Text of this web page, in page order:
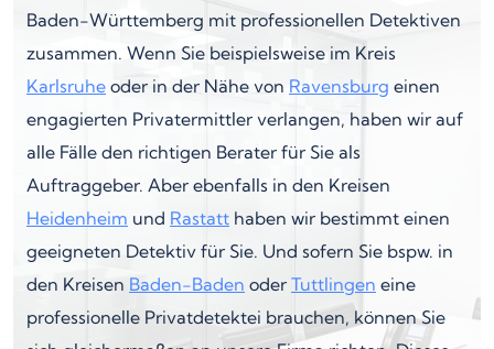
Baden-Württemberg mit professionellen Detektiven
zusammen. Wenn Sie beispielsweise im Kreis
Karlsruhe oder in der Nähe von Ravensburg einen
engagierten Privatermittler verlangen, haben wir auf
alle Fälle den richtigen Berater für Sie als
Auftraggeber. Aber ebenfalls in den Kreisen
Heidenheim und Rastatt haben wir bestimmt einen
geeigneten Detektiv für Sie. Und sofern Sie bspw. in
den Kreisen Baden-Baden oder Tuttlingen eine
professionelle Privatdetektei brauchen, können Sie